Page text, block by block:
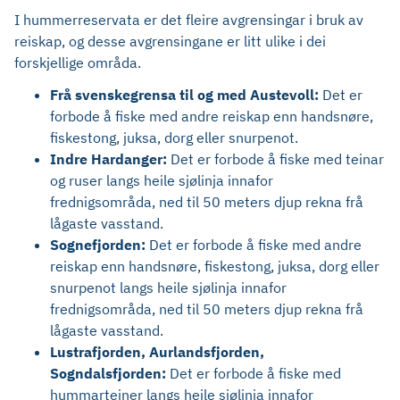
I hummerreservata er det fleire avgrensingar i bruk av
reiskap, og desse avgrensingane er litt ulike i dei
forskjellige områda.
Frå svenskegrensa til og med Austevoll: Det er
forbode å fiske med andre reiskap enn handsnøre,
fiskestong, juksa, dorg eller snurpenot.
Indre Hardanger: Det er forbode å fiske med teinar
og ruser langs heile sjølinja innafor
frednigsområda, ned til 50 meters djup rekna frå
lågaste vasstand.
Sognefjorden: Det er forbode å fiske med andre
reiskap enn handsnøre, fiskestong, juksa, dorg eller
snurpenot langs heile sjølinja innafor
frednigsområda, ned til 50 meters djup rekna frå
lågaste vasstand.
Lustrafjorden, Aurlandsfjorden,
Sogndalsfjorden: Det er forbode å fiske med
hummarteiner langs heile sjølinja innafor